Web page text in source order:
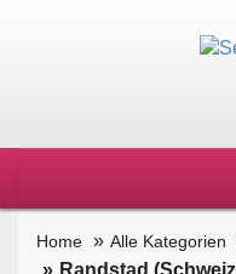
Home Alle Kategorien
Randstad